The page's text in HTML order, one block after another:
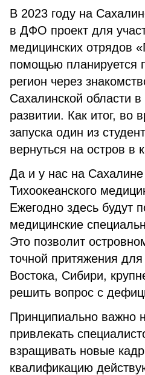
В 2023 году на
в ДФО проект для
медицинских отрядов
помощью планируется
регион через
Сахалинской области
развитии. Как итог, во
запуска один из
вернуться на остров в
Да и у нас на
Тихоокеанского
Ежегодно здесь будут
медицинские
Это позволит
точной притяжения
Востока, Сибири,
решить вопрос с
Принципиально важно
привлекать
взращивать новые
квалификацию